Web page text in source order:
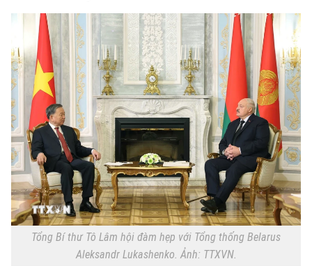
Tổng Bí thư Tô Lâm hội đàm hẹp với Tổng thống Belarus
Aleksandr Lukashenko. Ảnh: TTXVN.